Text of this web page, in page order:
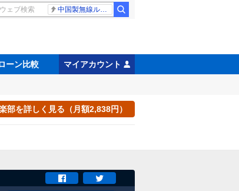
中国製無線ルーター
ーン比較 マイアカウント
部を詳しく見る（月額2,838円）